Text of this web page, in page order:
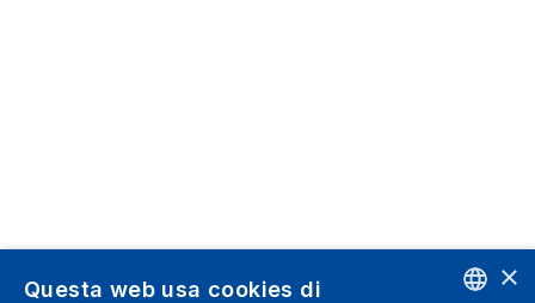
×
Questa web usa cookies di